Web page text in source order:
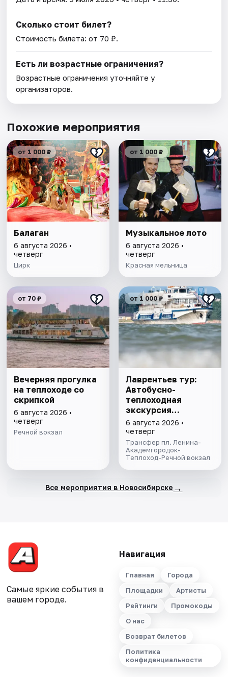
Сколько стоит билет?
Стоимость билета: от 70 ₽.
Есть ли возрастные ограничения?
Возрастные ограничения уточняйте у
организаторов.
Похожие мероприятия
от 1 000 ₽
Балаган
6 августа 2026 •
четверг
Цирк
от 1 000 ₽
Музыкальное лото
6 августа 2026 •
четверг
Красная мельница
от 70 ₽
Вечерняя прогулка
на теплоходе со
скрипкой
6 августа 2026 •
четверг
Речной вокзал
от 1 000 ₽
Лаврентьев тур:
Автобусно-
теплоходная
экскурсия
Академгородок и
Шлюзование
6 августа 2026 •
четверг
Трансфер пл. Ленина-
Академгородок-
Теплоход-Речной вокзал
Все мероприятия в Новосибирске →
Самые яркие события в
вашем городе.
Навигация
Главная
Города
Площадки
Артисты
Рейтинги
Промокоды
О нас
Возврат билетов
Политика
конфиденциальности